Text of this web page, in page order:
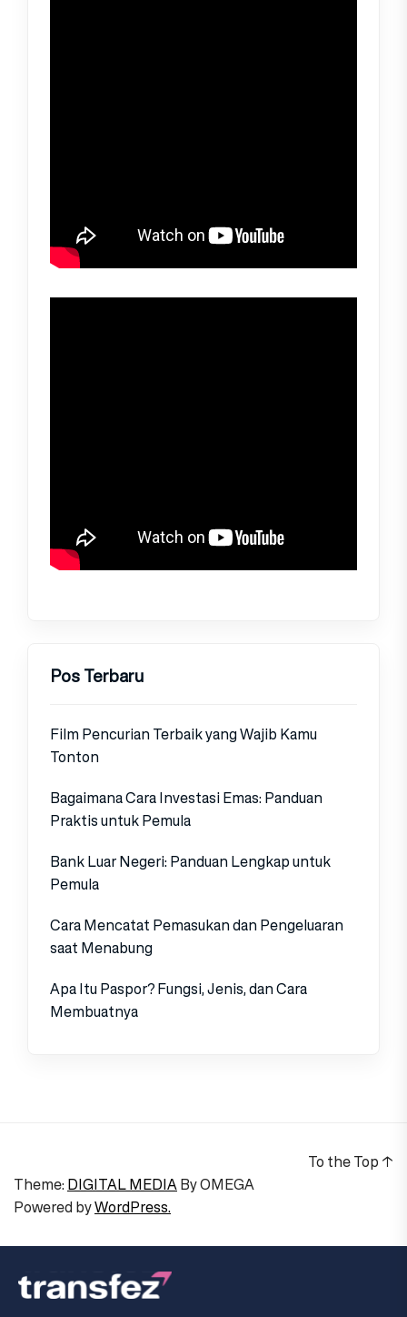
Pos Terbaru
Film Pencurian Terbaik yang Wajib Kamu
Tonton
Bagaimana Cara Investasi Emas: Panduan
Praktis untuk Pemula
Bank Luar Negeri: Panduan Lengkap untuk
Pemula
Cara Mencatat Pemasukan dan Pengeluaran
saat Menabung
Apa Itu Paspor? Fungsi, Jenis, dan Cara
Membuatnya
Theme: DIGITAL MEDIAByOMEGA
Powered byWordPress.
To the Top ↑